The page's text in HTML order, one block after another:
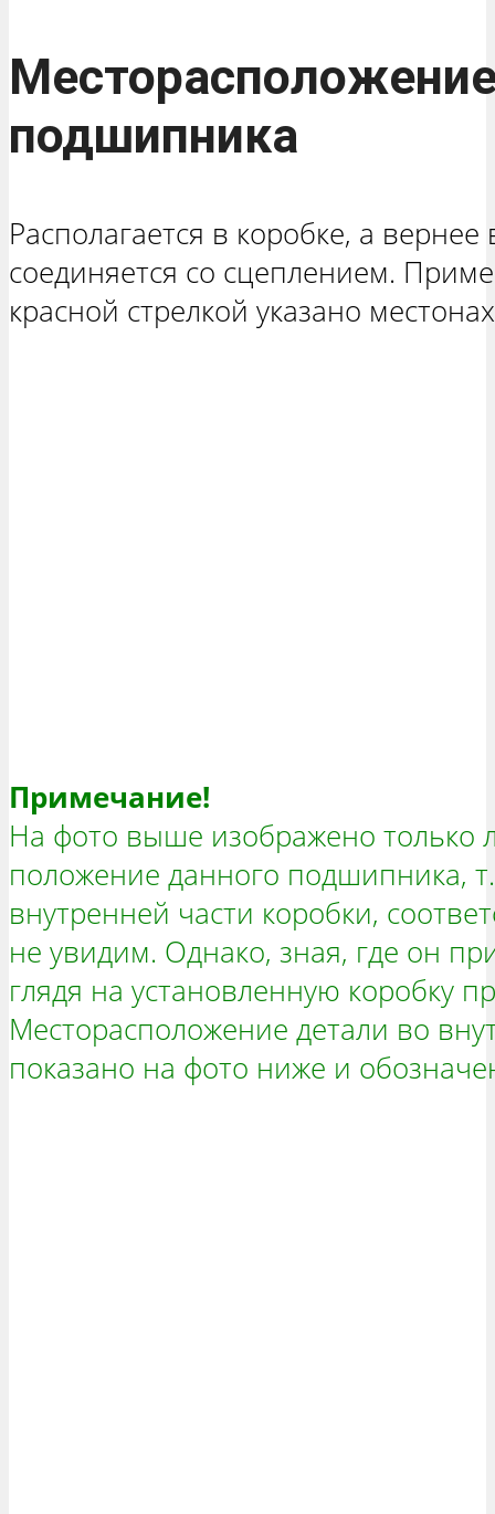
подшипника
Располагается в коробке, а вернее
соединяется со сцеплением.
красной стрелкой указано
Примечание!
На фото выше изображено только
положение данного подшипника,
внутренней части коробки,
не увидим. Однако, зная, где он
глядя на установленную коробку
Месторасположение детали во
показано на фото ниже и